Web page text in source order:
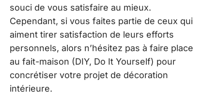
souci de vous satisfaire au mieux.
Cependant, si vous faites partie de ceux qui
aiment tirer satisfaction de leurs efforts
personnels, alors n’hésitez pas à faire place
au fait-maison (DIY, Do It Yourself) pour
concrétiser votre projet de décoration
intérieure.